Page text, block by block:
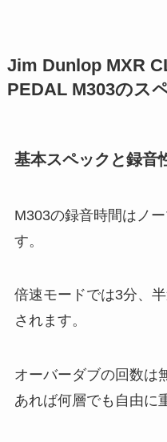
Jim Dunlop MXR
PEDAL M303のス
基本スペックと録音
M303の録音時間はノ
す。
倍速モードでは3分、
されます。
オーバーダブの回数は
あれば何層でも自由に